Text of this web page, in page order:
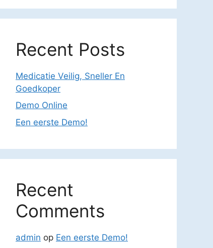
Recent Posts
Medicatie Veilig, Sneller En
Goedkoper
Demo Online
Een eerste Demo!
Recent
Comments
admin op Een eerste Demo!